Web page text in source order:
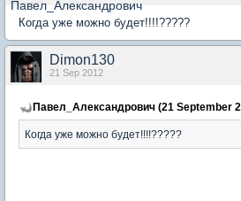
Когда уже можно будет!!!!?????
Dimon130
21 Sep 2012
Павел_Александрович (21 September
Когда уже можно будет!!!!?????